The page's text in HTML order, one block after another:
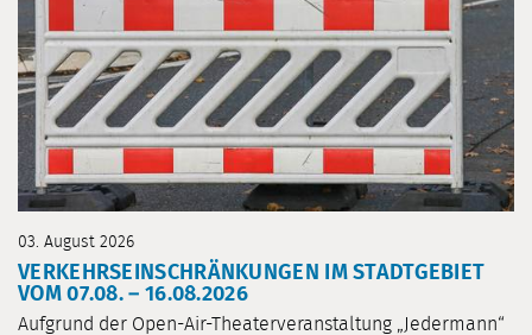
03. August 2026
VERKEHRSEINSCHRÄNKUNGEN IM STADTGEBIET
VOM 07.08. – 16.08.2026
Aufgrund der Open-Air-Theaterveranstaltung „Jedermann“